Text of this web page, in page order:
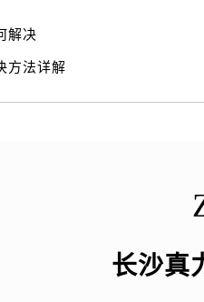
解决
方法详解
长沙真